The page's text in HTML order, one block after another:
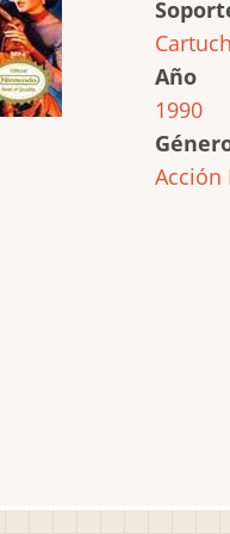
Año
1990
Acción